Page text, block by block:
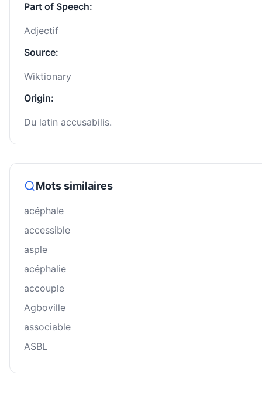
Part of Speech:
Adjectif
Source:
Wiktionary
Origin:
Du latin accusabilis.
Mots similaires
acéphale
accessible
asple
acéphalie
accouple
Agboville
associable
ASBL